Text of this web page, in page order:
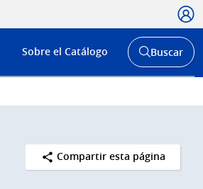
Menú
de
Sobre el Catálogo
Abrir
buscador
Buscar
Compartir esta página